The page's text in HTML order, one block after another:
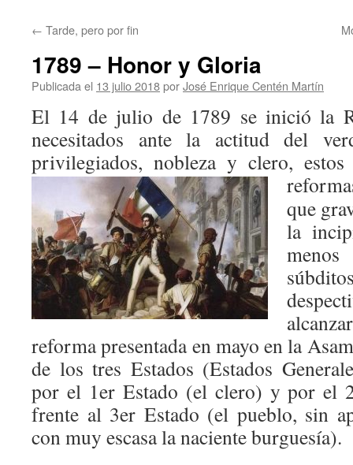
← Tarde, pero por fin
1789 – Honor y Gloria
Publicada el 13 julio 2018porJosé Enrique Centén Martín
El 14 de julio de 1789 se inició la
necesitados ante la actitud del
privilegiados, nobleza y clero, estos
que
la
reforma presentada en mayo en la
de los tres Estados (Estados
por el 1er Estado (el clero) y por el
frente al 3er Estado (el pueblo, sin
con muy escasa la naciente burguesía).